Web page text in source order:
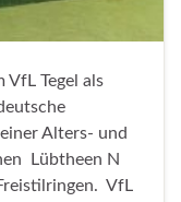
VfL Tegel als
Alters- und
Lübtheen N
VfL